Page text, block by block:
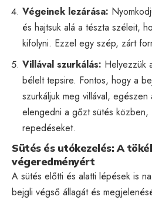
Végeinek lezárása:
és hajtsuk alá a tészta széleit,
kifolyni. Ezzel egy szép, zárt
Villával szurkálás: Helyezzük
bélelt tepsire. Fontos, hogy a
szurkáljuk meg villával,
elengedni a gőzt sütés közben,
repedéseket.
Sütés és utókezelés: A
végeredményért
A sütés előtti és alatti lépések is
bejgli végső állagát és